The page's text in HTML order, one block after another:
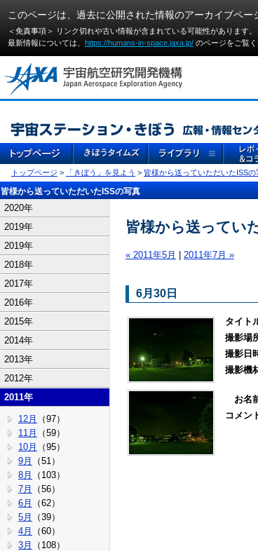
このページは、過去に公開された情報のアーカイブペー
＜免責事項＞ リンク切れや古い情報が含まれている可能性があります
最新情報については、 https://humans-in-space.jaxa.jp/ のページをご覧く
トップページ > 「きぼう」を見よう > 皆様から送っていただいたISSの
皆様から送っていただいたISSの写真
2020年
2019年
2019年
2018年
2017年
2016年
2015年
2014年
2013年
2012年
2011年
12月
（97）
11月
（59）
10月
（95）
9月
（51）
8月
（103）
7月
（56）
6月
（62）
5月
（39）
4月
（60）
3月
（108）
皆様から送ってい
« 2011年5月
2011年7月 »
6月30日
タイト
撮影場
撮影日
撮影機
お名
コメン